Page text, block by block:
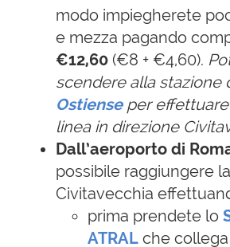
modo impiegherete
e mezza pagando
€12,60 (€8 + €4,60).
scendere alla stazione
Ostienseper effettuare
linea in direzione
Dall’aeroporto di
possibile raggiungere
Civitavecchia
prima prendete lo
ATRAL che